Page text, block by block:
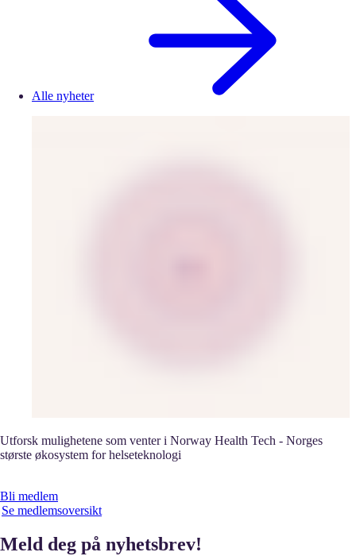
Alle nyheter
Utforsk mulighetene som venter i Norway Health Tech - Norges
største økosystem for helseteknologi
Bli medlem
Se medlemsoversikt
Meld deg på nyhetsbrev!